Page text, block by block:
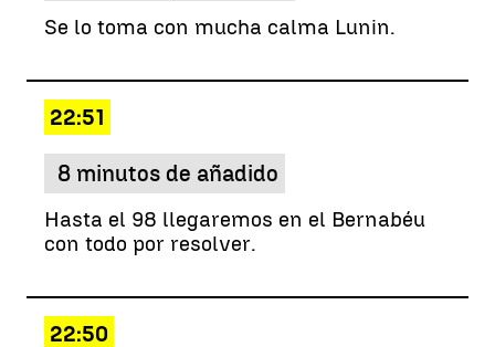
Se lo toma con mucha calma Lunin.
22:51
8 minutos de añadido
Hasta el 98 llegaremos en el Bernabéu
con todo por resolver.
22:50